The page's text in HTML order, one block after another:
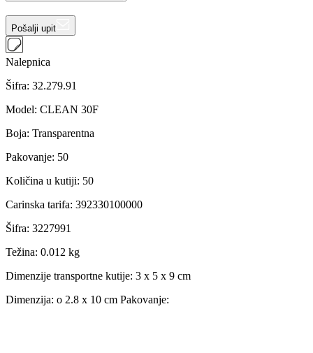
Pošalji upit
Nalepnica
Šifra: 32.279.91
Model: CLEAN 30F
Boja: Transparentna
Pakovanje: 50
Količina u kutiji: 50
Carinska tarifa: 392330100000
Šifra: 3227991
Težina: 0.012 kg
Dimenzije transportne kutije: 3 x 5 x 9 cm
Dimenzija: o 2.8 x 10 cm Pakovanje: